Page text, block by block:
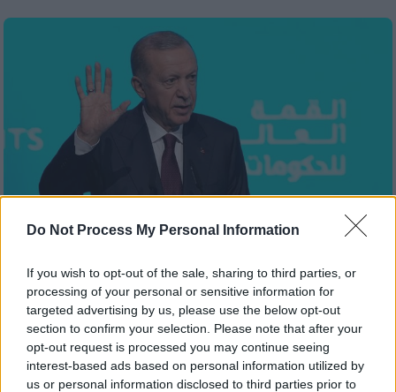
Do Not Process My Personal Information
If you wish to opt-out of the sale, sharing to third parties, or
processing of your personal or sensitive information for
targeted advertising by us, please use the below opt-out
section to confirm your selection. Please note that after your
opt-out request is processed you may continue seeing
interest-based ads based on personal information utilized by
us or personal information disclosed to third parties prior to
Κόσμος|02.04.2024 12:55
Άρχισαν οι γκρίνιες στο ΑΚΡ μετά την
ιστορική ήττα: Ο Ερντογάν εξετάζει
σαρωτικό ανασχηματισμό